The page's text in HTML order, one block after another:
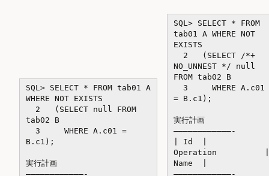
SQL> SELECT * FROM tab01 A
WHERE NOT EXISTS
2 (SELECT null FROM
tab02 B
3 WHERE A.c01 =
B.c1);
実行計画
————————————-
SQL> SELECT * FROM
tab01 A WHERE NOT
EXISTS
2 (SELECT /*+
NO_UNNEST */ null
FROM tab02 B
3 WHERE A.c01
= B.c1);
実行計画
————————————-
| Id |
Operation |
Name |
————————————-